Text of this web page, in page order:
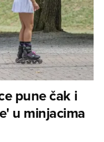
pune čak i
u minjacima